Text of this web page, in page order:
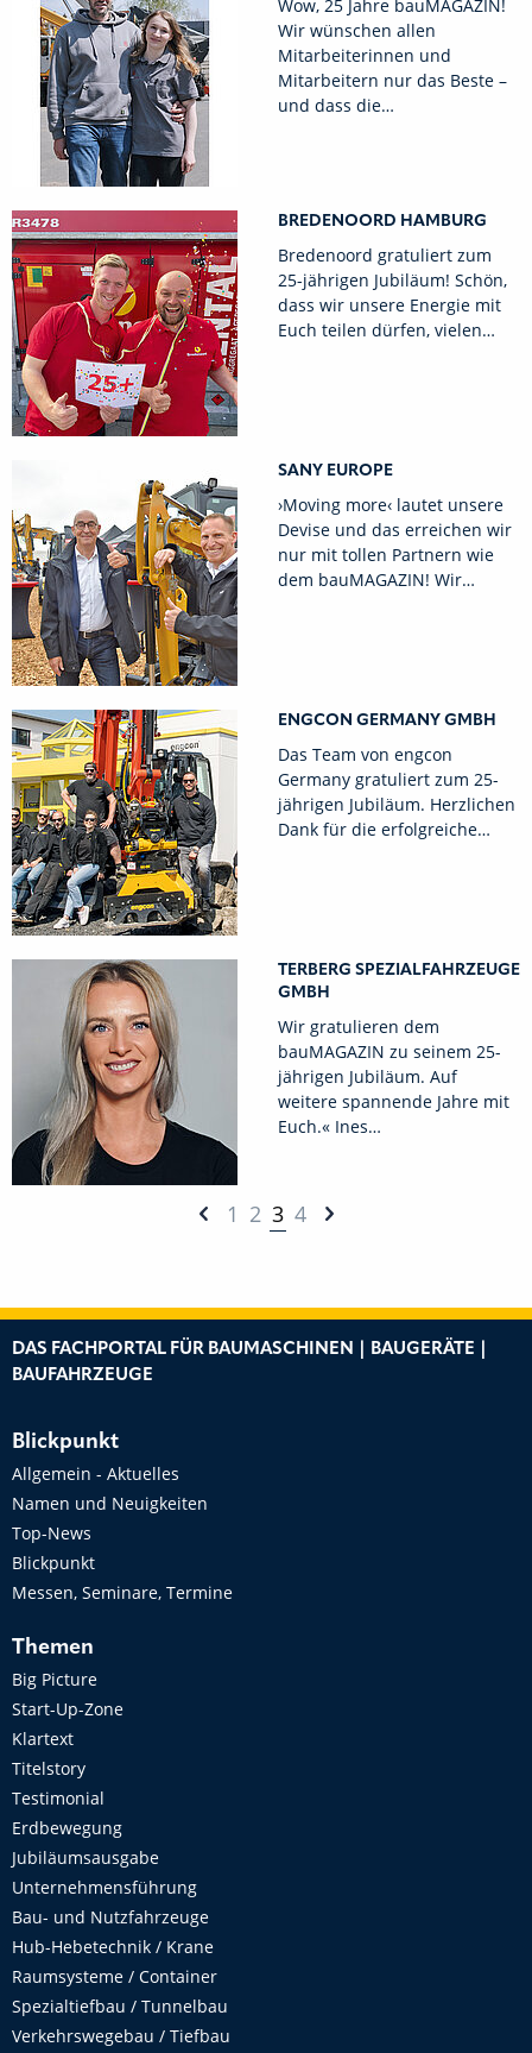
Wow, 25 Jahre bauMAGAZIN!
Wir wünschen allen
Mitarbeiterinnen und
Mitarbeitern nur das Beste –
und dass die…
BREDENOORD HAMBURG
Bredenoord gratuliert zum
25-jährigen Jubiläum! Schön,
dass wir unsere Energie mit
Euch teilen dürfen, vielen…
SANY EUROPE
›Moving more‹ lautet unsere
Devise und das erreichen wir
nur mit tollen Partnern wie
dem bauMAGAZIN! Wir…
ENGCON GERMANY GMBH
Das Team von engcon
Germany gratuliert zum 25-
jährigen Jubiläum. Herzlichen
Dank für die erfolgreiche…
TERBERG SPEZIALFAHRZEUGE
GMBH
Wir gratulieren dem
bauMAGAZIN zu seinem 25-
jährigen Jubiläum. Auf
weitere spannende Jahre mit
Euch.« Ines…
1 2 3 4
DAS FACHPORTAL FÜR BAUMASCHINEN | BAUGERÄTE |
BAUFAHRZEUGE
Blickpunkt
Allgemein - Aktuelles
Namen und Neuigkeiten
Top-News
Blickpunkt
Messen, Seminare, Termine
Themen
Big Picture
Start-Up-Zone
Klartext
Titelstory
Testimonial
Erdbewegung
Jubiläumsausgabe
Unternehmensführung
Bau- und Nutzfahrzeuge
Hub-Hebetechnik / Krane
Raumsysteme / Container
Spezialtiefbau / Tunnelbau
Verkehrswegebau / Tiefbau